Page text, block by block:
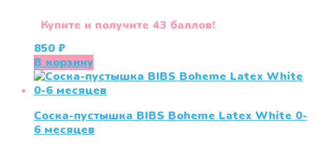
Купите и получите 43 баллов!
850 ₽
В корзину
Соска-пустышка BIBS Boheme Latex White 0-
6 месяцев